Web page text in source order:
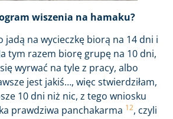
wiszenia na hamaku?
jadą na wycieczkę biorą na 14 dni i
tym razem biorę grupę na 10 dni,
wyrwać na tyle z pracy, albo
jest jakiś…, więc stwierdziłam,
10 dni niż nic, z tego wniosku
prawdziwa panchakarma 12, czyli